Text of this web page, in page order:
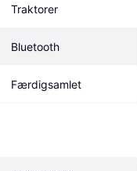
Traktorer
Bluetooth
Færdigsamlet